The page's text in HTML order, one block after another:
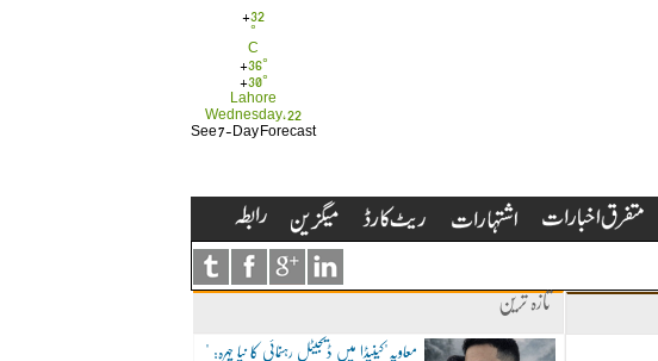
+32
°
C
+36°
+30°
Lahore
Wednesday, 22
See 7-Day Forecast
تازہ ترین
"معاویہ"کینیڈا میں ڈیجیٹل رہنمائی کا نیا چہرہ: